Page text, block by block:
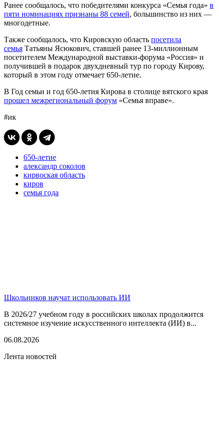
Ранее сообщалось, что победителями конкурса «Семья года» в
пяти номинациях признаны 88 семей, большинство из них —
многодетные.
Также сообщалось, что Кировскую область посетила
семья Татьяны Ясюкович, ставшей ранее 13-миллионным
посетителем Международной выставки-форума «Россия» и
получившей в подарок двухдневный тур по городу Кирову,
который в этом году отмечает 650-летие.
В Год семьи и год 650-летия Кирова в столице вятского края
прошел межрегиональный форум «Семья вправе».
#ик
650-летие
александр соколов
кирвоская область
киров
семья года
Школьников научат использовать ИИ
В 2026/27 учебном году в российских школах продолжится
системное изучение искусственного интеллекта (ИИ) в...
06.08.2026
Лента новостей